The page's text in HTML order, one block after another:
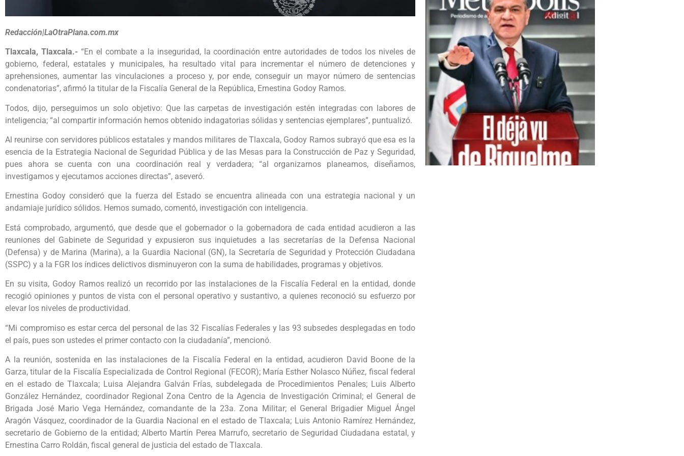
Redacción|LaOtraPlana.com.mx
Tlaxcala, Tlaxcala.- “En el combate a la inseguridad, la coordinación entre autoridades de todos los niveles de
gobierno, federal, estatales y municipales, ha resultado vital para incrementar el número de detenciones y
aprehensiones, aumentar las vinculaciones a proceso y, por ende, conseguir un mayor número de sentencias
condenatorias”, afirmó la titular de la Fiscalía General de la República, Ernestina Godoy Ramos.
Todos, dijo, perseguimos un solo objetivo: Que las carpetas de investigación estén integradas con labores de
inteligencia; “al compartir información hemos obtenido indagatorias sólidas y sentencias ejemplares”, puntualizó.
Al reunirse con servidores públicos estatales y mandos militares de Tlaxcala, Godoy Ramos subrayó que esa es la
esencia de la Estrategia Nacional de Seguridad Pública y de las Mesas para la Construcción de Paz y Seguridad,
pues ahora se cuenta con una coordinación real y verdadera; “al organizarnos planeamos, diseñamos,
investigamos y ejecutamos acciones directas”, aseveró.
Ernestina Godoy consideró que la fuerza del Estado se encuentra alineada con una estrategia nacional y un
andamiaje jurídico sólidos. Hemos sumado, comentó, investigación con inteligencia.
Está comprobado, argumentó, que desde que el gobernador o la gobernadora de cada entidad acudieron a las
reuniones del Gabinete de Seguridad y expusieron sus inquietudes a las secretarías de la Defensa Nacional
(Defensa) y de Marina (Marina), a la Guardia Nacional (GN), la Secretaría de Seguridad y Protección Ciudadana
(SSPC) y a la FGR los índices delictivos disminuyeron con la suma de habilidades, programas y objetivos.
En su visita, Godoy Ramos realizó un recorrido por las instalaciones de la Fiscalía Federal en la entidad, donde
recogió opiniones y puntos de vista con el personal operativo y sustantivo, a quienes reconoció su esfuerzo por
elevar los niveles de productividad.
“Mi compromiso es estar cerca del personal de las 32 Fiscalías Federales y las 93 subsedes desplegadas en todo
el país, pues son ustedes el primer contacto con la ciudadanía”, mencionó.
A la reunión, sostenida en las instalaciones de la Fiscalía Federal en la entidad, acudieron David Boone de la
Garza, titular de la Fiscalía Especializada de Control Regional (FECOR); María Esther Nolasco Núñez, fiscal federal
en el estado de Tlaxcala; Luisa Alejandra Galván Frías, subdelegada de Procedimientos Penales; Luis Alberto
González Hernández, coordinador Regional Zona Centro de la Agencia de Investigación Criminal; el General de
Brigada José Mario Vega Hernández, comandante de la 23a. Zona Militar; el General Brigadier Miguel Ángel
Aragón Vásquez, coordinador de la Guardia Nacional en el estado de Tlaxcala; Luis Antonio Ramírez Hernández,
secretario de Gobierno de la entidad; Alberto Martín Perea Marrufo, secretario de Seguridad Ciudadana estatal, y
Ernestina Carro Roldán, fiscal general de justicia del estado de Tlaxcala.